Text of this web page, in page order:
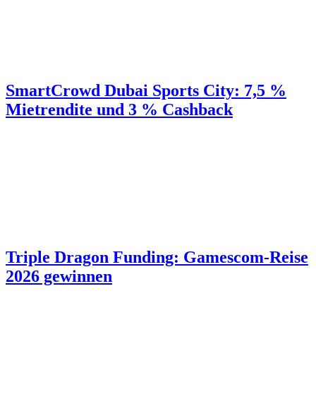
SmartCrowd Dubai Sports City: 7,5 %
Mietrendite und 3 % Cashback
Triple Dragon Funding: Gamescom-Reise
2026 gewinnen